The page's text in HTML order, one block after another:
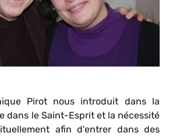
Pirot nous introduit dans la
dans le Saint-Esprit et la nécessité
afin d'entrer dans des